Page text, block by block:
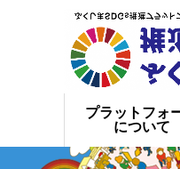
プラットフォ
について